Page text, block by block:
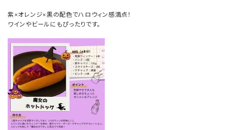
紫×オレンジ×黒の配色でハロウィン感満点！
ワインやビールにもぴったりです。